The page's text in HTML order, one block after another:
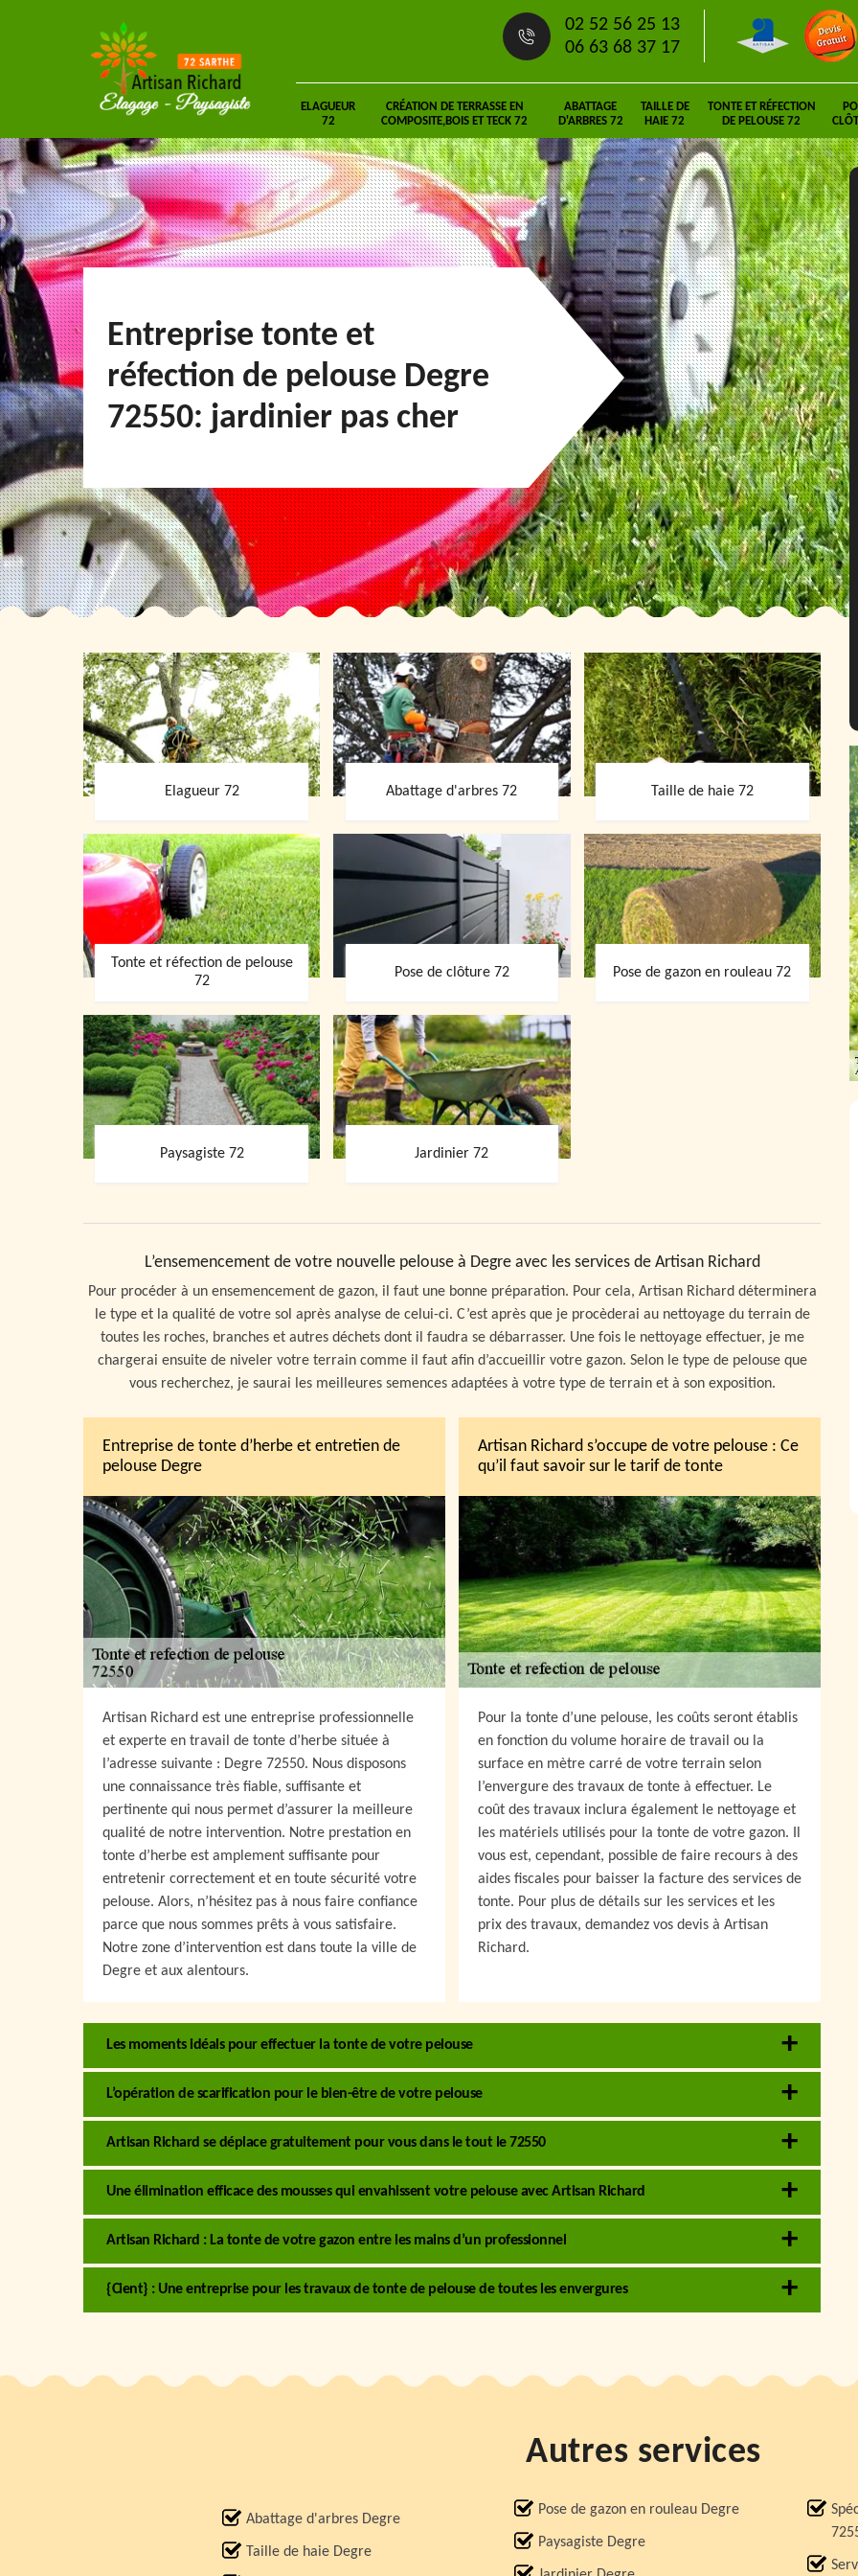
02 52 56 25 13
06 63 68 37 17
ELAGUEUR
72
CRÉATION DE TERRASSE EN
COMPOSITE,BOIS ET TECK 72
ABATTAGE
D'ARBRES 72
TAILLE DE
HAIE 72
TONTE ET RÉFECTION
DE PELOUSE 72
Entreprise tonte et
réfection de pelouse Degre
72550: jardinier pas cher
Elagueur 72 Abattage d'arbres 72 Taille de haie 72
Tonte et réfection de pelouse
72
Pose de clôture 72 Pose de gazon en rouleau 72
Paysagiste 72 Jardinier 72
L’ensemencement de votre nouvelle pelouse à Degre avec les services de Artisan Richard
Pour procéder à un ensemencement de gazon, il faut une bonne préparation. Pour cela, Artisan Richard déterminera
le type et la qualité de votre sol après analyse de celui-ci. C’est après que je procèderai au nettoyage du terrain de
toutes les roches, branches et autres déchets dont il faudra se débarrasser. Une fois le nettoyage effectuer, je me
chargerai ensuite de niveler votre terrain comme il faut afin d’accueillir votre gazon. Selon le type de pelouse que
vous recherchez, je saurai les meilleures semences adaptées à votre type de terrain et à son exposition.
Entreprise de tonte d’herbe et entretien de
pelouse Degre
Artisan Richard est une entreprise professionnelle
et experte en travail de tonte d’herbe située à
l’adresse suivante : Degre 72550. Nous disposons
une connaissance très fiable, suffisante et
pertinente qui nous permet d’assurer la meilleure
qualité de notre intervention. Notre prestation en
tonte d’herbe est amplement suffisante pour
entretenir correctement et en toute sécurité votre
pelouse. Alors, n’hésitez pas à nous faire confiance
parce que nous sommes prêts à vous satisfaire.
Notre zone d’intervention est dans toute la ville de
Degre et aux alentours.
Artisan Richard s’occupe de votre pelouse : Ce
qu’il faut savoir sur le tarif de tonte
Pour la tonte d’une pelouse, les coûts seront établis
en fonction du volume horaire de travail ou la
surface en mètre carré de votre terrain selon
l’envergure des travaux de tonte à effectuer. Le
coût des travaux inclura également le nettoyage et
les matériels utilisés pour la tonte de votre gazon. Il
vous est, cependant, possible de faire recours à des
aides fiscales pour baisser la facture des services de
tonte. Pour plus de détails sur les services et les
prix des travaux, demandez vos devis à Artisan
Richard.
Les moments idéals pour effectuer la tonte de votre pelouse
L’opération de scarification pour le bien-être de votre pelouse
Artisan Richard se déplace gratuitement pour vous dans le tout le 72550
Une élimination efficace des mousses qui envahissent votre pelouse avec Artisan Richard
Artisan Richard : La tonte de votre gazon entre les mains d’un professionnel
{Cient} : Une entreprise pour les travaux de tonte de pelouse de toutes les envergures
Autres services
Abattage d'arbres Degre
Taille de haie Degre
Pose de gazon en rouleau Degre
Paysagiste Degre